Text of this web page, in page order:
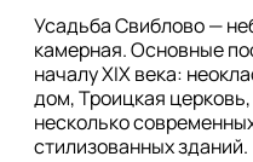
Усадьба Свиблово —
камерная. Основные
началу XIX века:
дом, Троицкая
несколько
стилизованных зданий.